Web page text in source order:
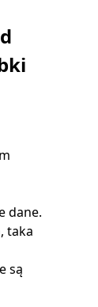
dane.
taka
są